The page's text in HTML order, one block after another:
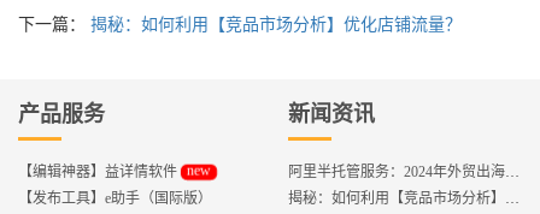
下一篇： 揭秘：如何利用【竞品市场分析】优化店铺流量？
产品服务
【编辑神器】益详情软件 new
【发布工具】e助手（国际版）
新闻资讯